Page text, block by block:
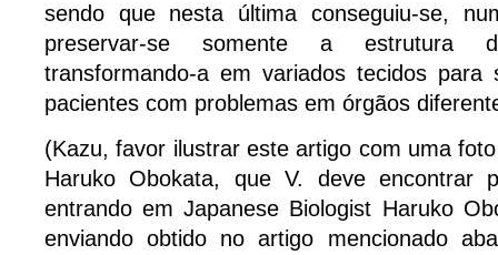
sendo que nesta última conseguiu-se,
preservar-se somente a estrutura
transformando-a em variados tecidos para
pacientes com problemas em órgãos
(Kazu, favor ilustrar este artigo com uma
Haruko Obokata, que V. deve encontrar
entrando em Japanese Biologist Haruko
enviando obtido no artigo mencionado